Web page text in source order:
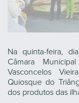
Na quinta-feira,
Câmara
Vasconcelos
Quiosque do
dos produtos das